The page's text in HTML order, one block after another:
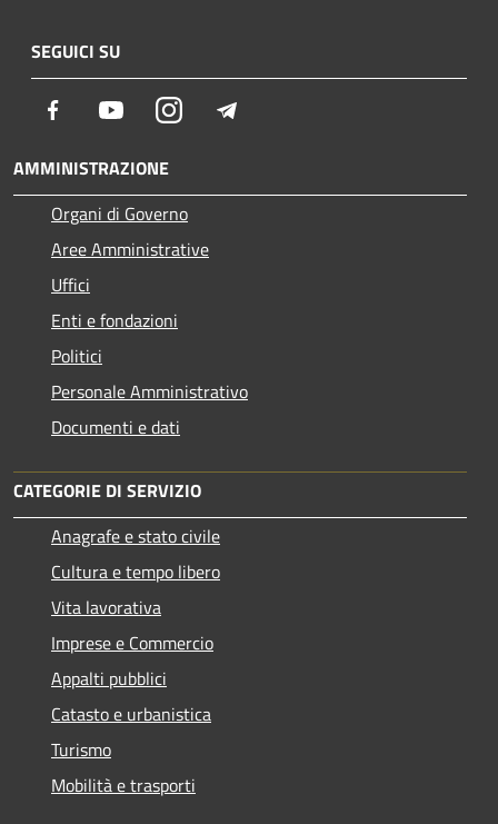
SEGUICI SU
Facebook YoutubeInstagram
AMMINISTRAZIONE
Organi di Governo
Aree Amministrative
Uffici
Enti e fondazioni
Politici
Personale Amministrativo
Documenti e dati
CATEGORIE DI SERVIZIO
Anagrafe e stato civile
Cultura e tempo libero
Vita lavorativa
Imprese e Commercio
Appalti pubblici
Catasto e urbanistica
Turismo
Mobilità e trasporti